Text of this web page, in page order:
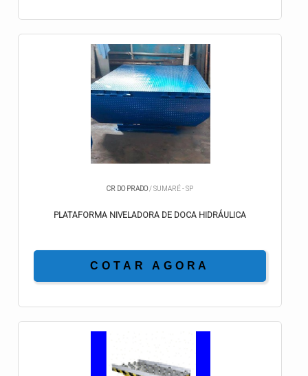
CR DO PRADO/ SUMARÉ - SP
PLATAFORMA NIVELADORA DE DOCA HIDRÁULICA
COTAR AGORA